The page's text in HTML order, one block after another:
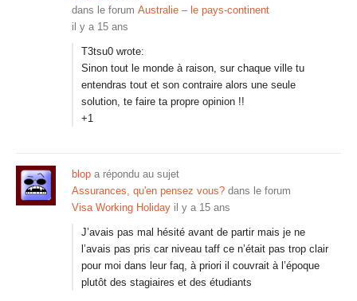
dans le forum Australie – le pays-continent
il y a 15 ans
T3tsu0 wrote:
Sinon tout le monde à raison, sur chaque ville tu
entendras tout et son contraire alors une seule
solution, te faire ta propre opinion !!
+1
blop a répondu au sujet
Assurances, qu'en pensez vous? dans le forum
Visa Working Holiday il y a 15 ans
J’avais pas mal hésité avant de partir mais je ne
l’avais pas pris car niveau taff ce n’était pas trop clair
pour moi dans leur faq, à priori il couvrait à l’époque
plutôt des stagiaires et des étudiants